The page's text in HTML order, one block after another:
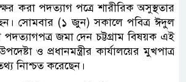
করা পদত্যাগ পত্রে শারীরিক অসুস্থতার
সোমবার (১ জুন) সকালে পবিত্র ঈদুল
জমা দেন চট্টগ্রাম বিষয়ক এই
উপদেষ্টা ও প্রধানমন্ত্রীর কার্যালয়ের মুখপাত্র
নিাশ্চত করেছেন।